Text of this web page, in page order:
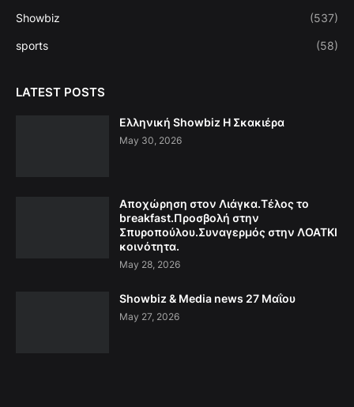
Showbiz (537)
sports (58)
LATEST POSTS
Ελληνική Showbiz Η Σκακιέρα
May 30, 2026
Αποχώρηση στον Λιάγκα.Τέλος το
breakfast.Προσβολή στην
Σπυροπούλου.Συναγερμός στην ΛΟΑΤΚΙ
κοινότητα.
May 28, 2026
Showbiz & Media news 27 Μαΐου
May 27, 2026